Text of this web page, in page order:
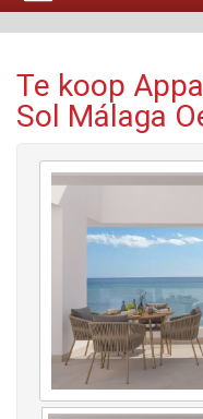
Te koop
Sol Málaga